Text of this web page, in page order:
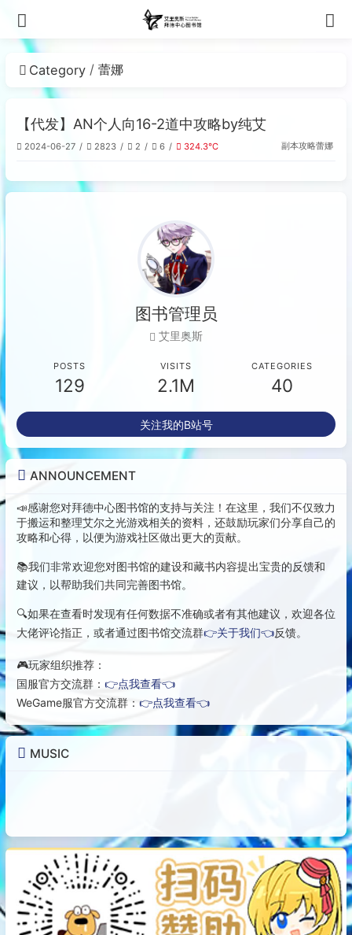
Category 蕾娜
【代发】AN个人向16-2道中攻略by纯艾
2024-06-27 2823 2 6 324.3℃ 副本攻略蕾娜
图书管理员
艾里奥斯
POSTS
129
VISITS
2.1M
CATEGORIES
40
关注我的B站号
ANNOUNCEMENT
📣感谢您对拜德中心图书馆的支持与关注！在这里，我们不仅致力
于搬运和整理艾尔之光游戏相关的资料，还鼓励玩家们分享自己的
攻略和心得，以便为游戏社区做出更大的贡献。
📚我们非常欢迎您对图书馆的建设和藏书内容提出宝贵的反馈和
建议，以帮助我们共同完善图书馆。
🔍如果在查看时发现有任何数据不准确或者有其他建议，欢迎各位
大佬评论指正，或者通过图书馆交流群👉关于我们👈反馈。
🎮玩家组织推荐：
国服官方交流群： 👉点我查看👈
WeGame服官方交流群： 👉点我查看👈
MUSIC